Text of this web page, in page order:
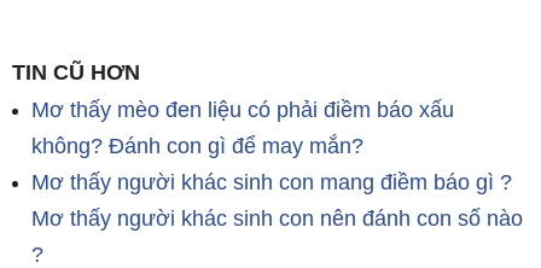
TIN CŨ HƠN
Mơ thấy mèo đen liệu có phải điềm báo xấu
không? Đánh con gì để may mắn?
Mơ thấy người khác sinh con mang điềm báo gì ?
Mơ thấy người khác sinh con nên đánh con số nào
?